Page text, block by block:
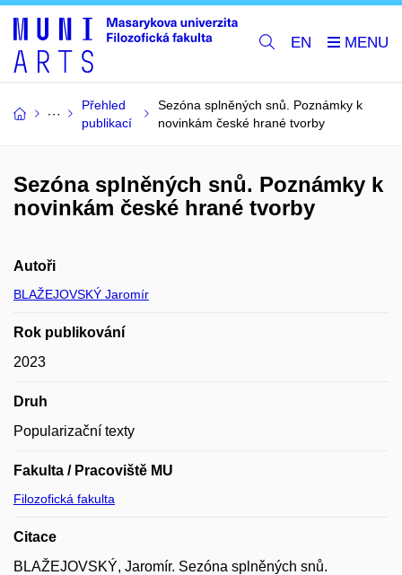
EN
Přehled
publikací
Sezóna splněných snů. Poznámky k
novinkám české hrané tvorby
Sezóna splněných snů. Poznámky k
novinkám české hrané tvorby
Autoři
BLAŽEJOVSKÝ Jaromír
Rok publikování
2023
Druh
Popularizační texty
Fakulta / Pracoviště MU
Filozofická fakulta
Citace
BLAŽEJOVSKÝ, Jaromír. Sezóna splněných snů.